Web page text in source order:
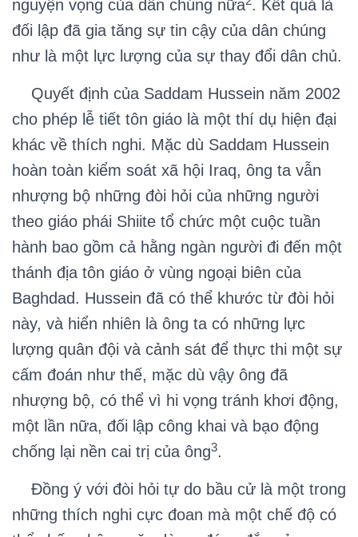
nguyện vọng của dân chúng nữa . Kết quả là
đối lập đã gia tăng sự tin cậy của dân chúng
như là một lực lượng của sự thay đổi dân chủ.
Quyết định của Saddam Hussein năm 2002
cho phép lễ tiết tôn giáo là một thí dụ hiện đại
khác về thích nghi. Mặc dù Saddam Hussein
hoàn toàn kiểm soát xã hội Iraq, ông ta vẫn
nhượng bộ những đòi hỏi của những người
theo giáo phái Shiite tổ chức một cuộc tuần
hành bao gồm cả hằng ngàn người đi đến một
thánh địa tôn giáo ở vùng ngoại biên của
Baghdad. Hussein đã có thể khước từ đòi hỏi
này, và hiển nhiên là ông ta có những lực
lượng quân đội và cảnh sát để thực thi một sự
cấm đoán như thế, mặc dù vậy ông đã
nhượng bộ, có thể vì hi vọng tránh khơi động,
một lần nữa, đối lập công khai và bạo động
chống lại nền cai trị của ông3.
Đồng ý với đòi hỏi tự do bầu cử là một trong
những thích nghi cực đoan mà một chế độ có